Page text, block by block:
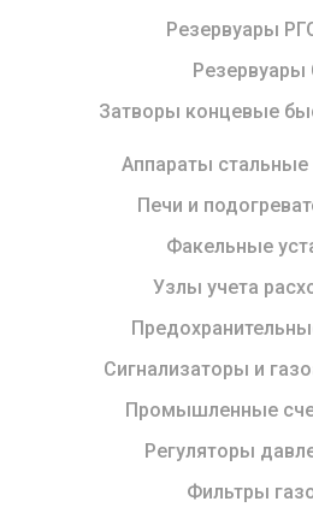
Резервуары
Резервуары
Затворы концевые
Аппараты
Печи и
Факельные
Узлы учета
Сигнализаторы и
Промышленные
Регуляторы
Фильтры